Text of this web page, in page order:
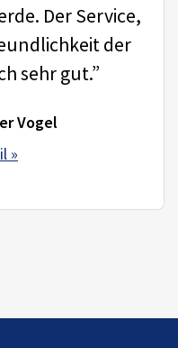
Der Service,
der
sehr gut.”
Vogel
»